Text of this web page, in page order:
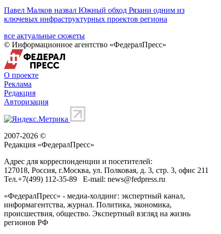
Павел Малков назвал Южный обход Рязани одним из
ключевых инфраструктурных проектов региона
все актуальные сюжеты
© Информационное агентство «ФедералПресс»
О проекте
Реклама
Редакция
Авторизация
2007-2026 ©
Редакция «ФедералПресс»
Адрес для корреспонденции и посетителей:
127018, Россия, г.Москва, ул. Полковая, д. 3, стр. 3, офис 211
Тел.+7(499) 112-35-89 E-mail: news@fedpress.ru
«ФедералПресс» - медиа-холдинг: экспертный канал,
информагентства, журнал. Политика, экономика,
происшествия, общество. Экспертный взгляд на жизнь
регионов РФ